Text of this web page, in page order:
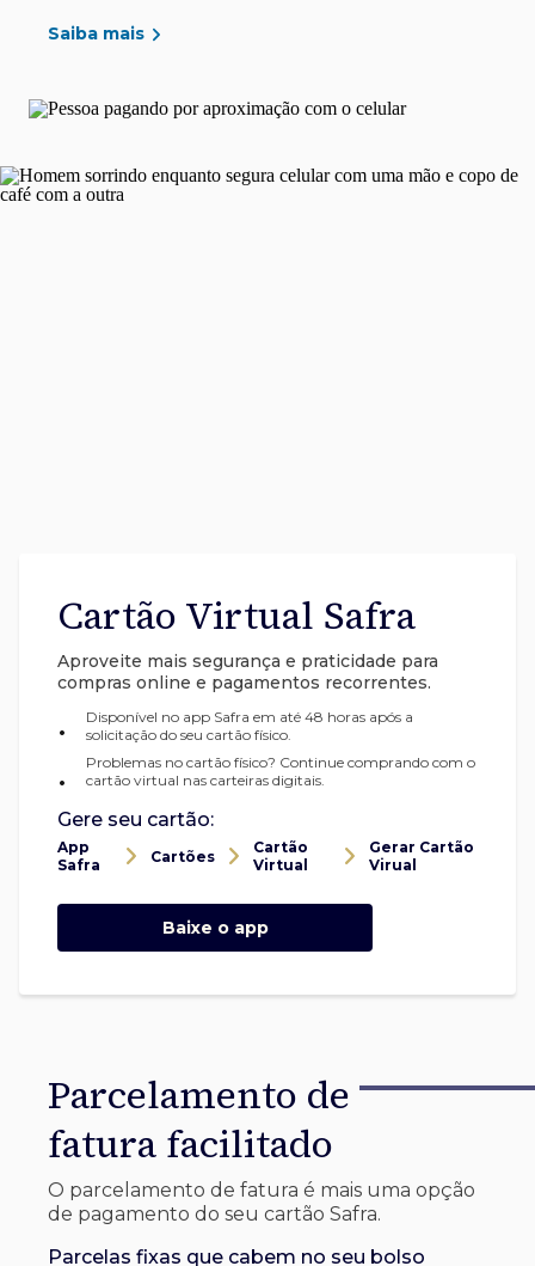
Saiba mais
Cartão Virtual Safra
Aproveite mais segurança e praticidade para
compras online e pagamentos recorrentes.
•
Disponível no app Safra em até 48 horas após a
solicitação do seu cartão físico.
•
Problemas no cartão físico? Continue comprando com o
cartão virtual nas carteiras digitais.
Gere seu cartão:
App
Safra
Cartões
Cartão
Virtual
Gerar Cartão
Virual
Baixe o app
Parcelamento de
fatura facilitado
O parcelamento de fatura é mais uma opção
de pagamento do seu cartão Safra.
Parcelas fixas que cabem no seu bolso